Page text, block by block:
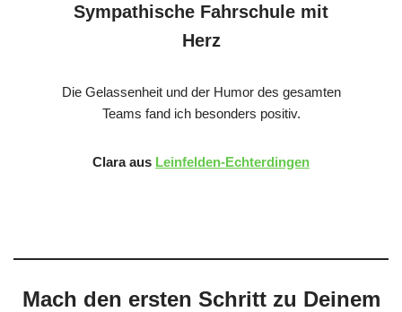
Sympathische Fahrschule mit
Herz
Die Gelassenheit und der Humor des gesamten
Teams fand ich besonders positiv.
Clara aus Leinfelden-Echterdingen
Mach den ersten Schritt zu Deinem